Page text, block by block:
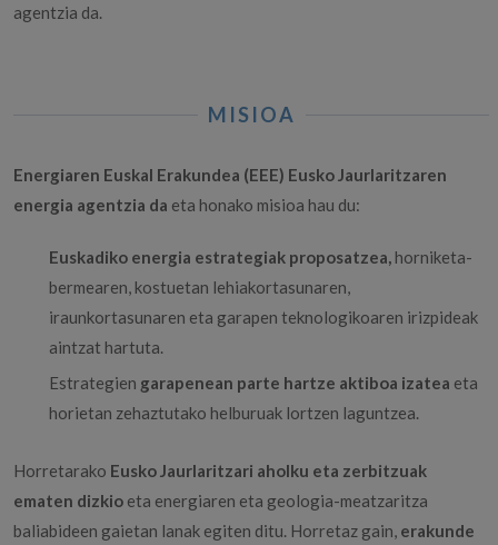
agentzia da.
MISIOA
Energiaren Euskal Erakundea (EEE) Eusko Jaurlaritzaren
energia agentzia da eta honako misioa hau du:
Euskadiko energia estrategiak proposatzea, horniketa-
bermearen, kostuetan lehiakortasunaren,
iraunkortasunaren eta garapen teknologikoaren irizpideak
aintzat hartuta.
Estrategien garapenean parte hartze aktiboa izatea eta
horietan zehaztutako helburuak lortzen laguntzea.
Horretarako Eusko Jaurlaritzari aholku eta zerbitzuak
ematen dizkio eta energiaren eta geologia-meatzaritza
baliabideen gaietan lanak egiten ditu. Horretaz gain, erakunde